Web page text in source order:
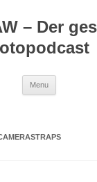
– Der
Menu